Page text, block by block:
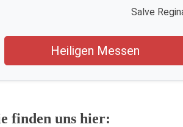
Salve
Heiligen Messen
finden uns hier: